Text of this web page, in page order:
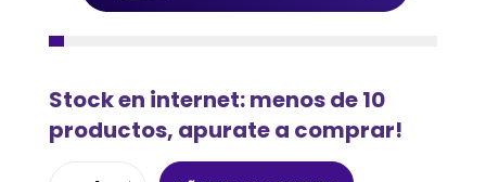
Stock en internet: menos de 10
productos, apurate a comprar!